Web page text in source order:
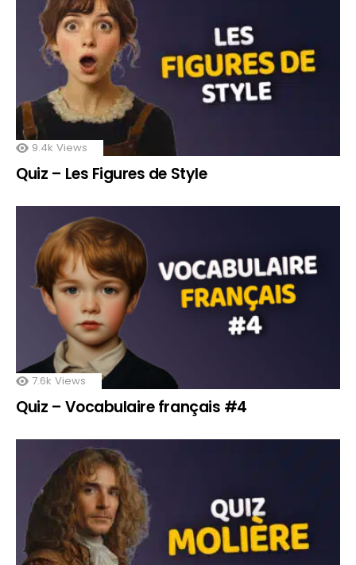
9.4k Views
Quiz – Les Figures de Style
7.6k Views
Quiz – Vocabulaire français #4